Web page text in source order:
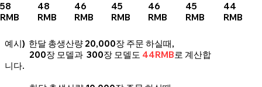
45
RMB
48
RMB
45
RMB
58
RMB
46
RMB
46
RMB
44
RMB
예시) 한달 총생산량 20,000장 주문 하실때,
200장 모델과 300장 모델도 44RMB로 계산합
니다.